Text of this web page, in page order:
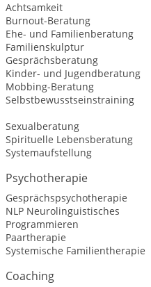
Achtsamkeit
Burnout-Beratung
Ehe- und Familienberatung
Familienskulptur
Gesprächsberatung
Kinder- und Jugendberatung
Mobbing-Beratung
Selbstbewusstseinstraining
Sexualberatung
Spirituelle Lebensberatung
Systemaufstellung
Psychotherapie
Gesprächspsychotherapie
NLP Neurolinguistisches
Programmieren
Paartherapie
Systemische Familientherapie
Coaching